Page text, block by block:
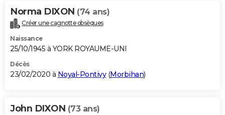
Norma DIXON (74 ans)
Créer une cagnotte obsèques
Naissance
25/10/1945 à YORK ROYAUME-UNI
Décès
23/02/2020 à Noyal-Pontivy(Morbihan)
John DIXON (73 ans)